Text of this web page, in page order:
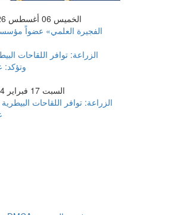
الخميس 06 أغسطس 2026 02:14 صباحاً
السبت 17 فبراير 2024 03:01 مساءً
الزراعة: توافر اللقاحات